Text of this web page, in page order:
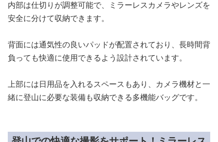
内部は仕切りが調整可能で、ミラーレスカメラやレンズを
安全に分けて収納できます。
背面には通気性の良いパッドが配置されており、長時間背
負っても快適に使用できるよう設計されています。
上部には日用品を入れるスペースもあり、カメラ機材と一
緒に登山に必要な装備も収納できる多機能バッグです。